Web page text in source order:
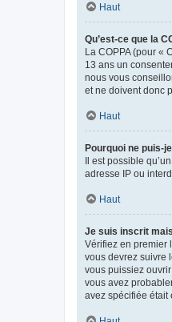
Haut
Qu’est-ce que la
La COPPA (pour «
13 ans un
nous vous
et ne doivent donc
Haut
Pourquoi ne puis-
Il est possible
adresse IP ou
Haut
Je suis inscrit
Vérifiez en premier
vous devrez suivre
vous puissiez
vous avez
avez spécifiée était